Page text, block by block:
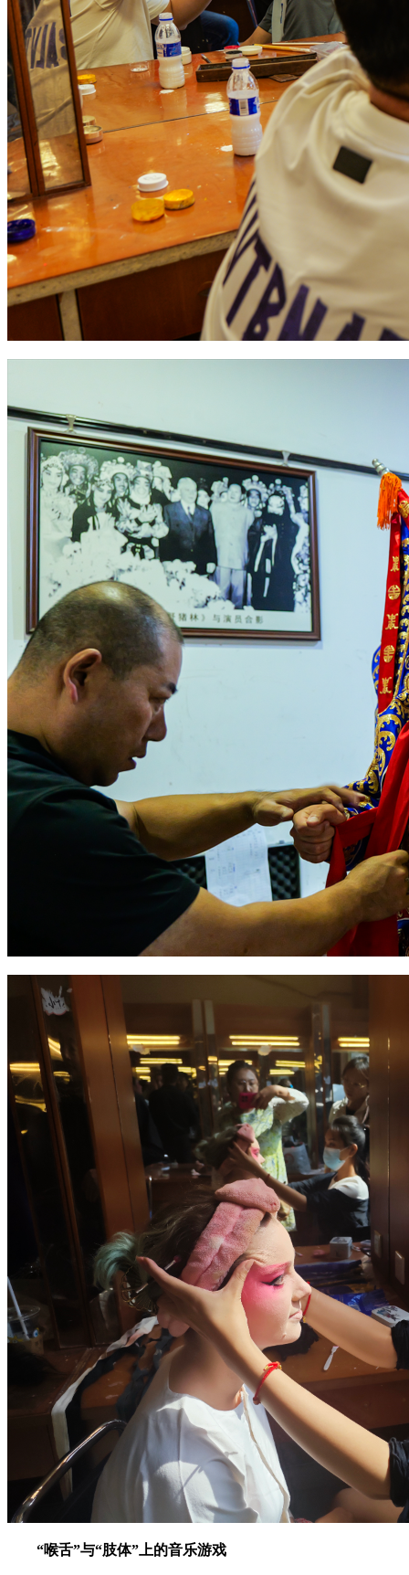
“喉舌”与“肢体”上的音乐游戏